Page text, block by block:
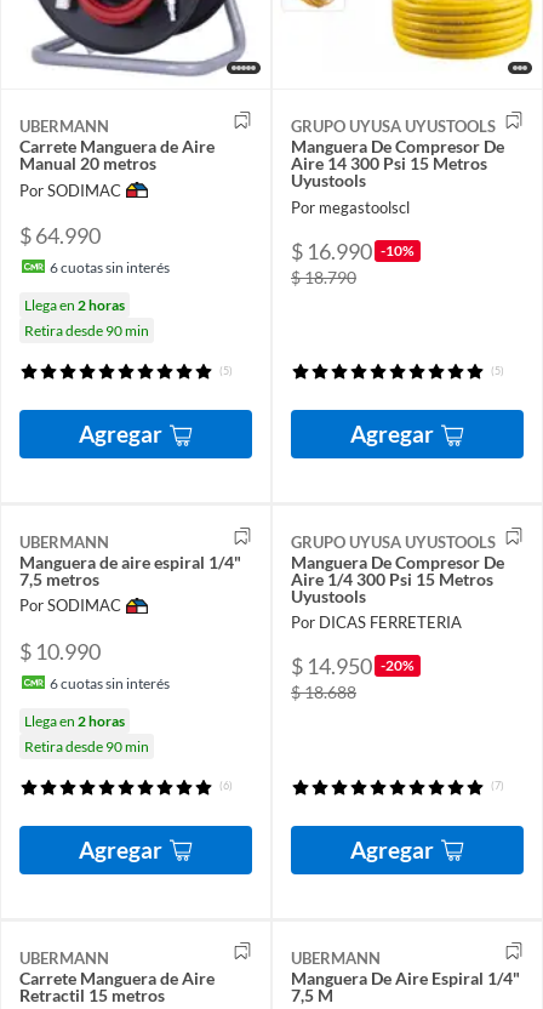
UBERMANN
Carrete Manguera de Aire
Manual 20 metros
Por SODIMAC
$ 64.990
6cuotas sin interés
Llega en 2 horas
Retira desde 90 min
(5)
Agregar
GRUPO UYUSA UYUSTOOLS
Manguera De Compresor De
Aire 14 300 Psi 15 Metros
Uyustools
Por megastoolscl
$ 16.990 -10%
$ 18.790
(5)
Agregar
UBERMANN
Manguera de aire espiral 1/4"
7,5 metros
Por SODIMAC
$ 10.990
6cuotas sin interés
Llega en 2 horas
Retira desde 90 min
(6)
Agregar
GRUPO UYUSA UYUSTOOLS
Manguera De Compresor De
Aire 1/4 300 Psi 15 Metros
Uyustools
Por DICAS FERRETERIA
$ 14.950 -20%
$ 18.688
(7)
Agregar
UBERMANN
Carrete Manguera de Aire
Retractil 15 metros
UBERMANN
Manguera De Aire Espiral 1/4"
7,5 M